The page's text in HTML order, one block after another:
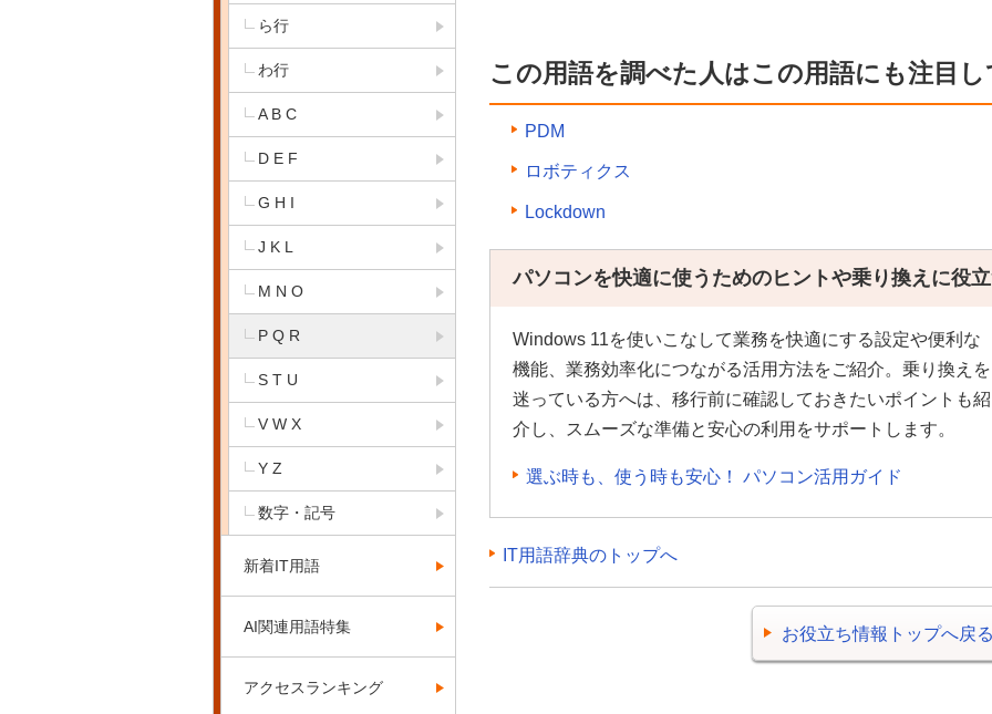
この用語を調べた人はこの用語にも注目
PDM
ロボティクス
Lockdown
パソコンを快適に使うためのヒントや乗り換えに役
Windows 11を使いこなして業務を快適にする設定や便利な
機能、業務効率化につながる活用方法をご紹介。乗り換えを
迷っている方へは、移行前に確認しておきたいポイントも紹
介し、スムーズな準備と安心の利用をサポートします。
選ぶ時も、使う時も安心！ パソコン活用ガイド
IT用語辞典のトップへ
お役立ち情報トップへ戻
ら行
わ行
A B C
D E F
G H I
J K L
M N O
P Q R
S T U
V W X
Y Z
数字・記号
新着IT用語
AI関連用語特集
アクセスランキング